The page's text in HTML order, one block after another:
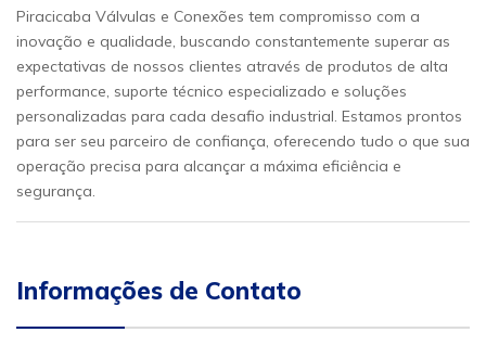
Piracicaba Válvulas e Conexões tem compromisso com a
inovação e qualidade, buscando constantemente superar as
expectativas de nossos clientes através de produtos de alta
performance, suporte técnico especializado e soluções
personalizadas para cada desafio industrial. Estamos prontos
para ser seu parceiro de confiança, oferecendo tudo o que sua
operação precisa para alcançar a máxima eficiência e
segurança.
Informações de Contato